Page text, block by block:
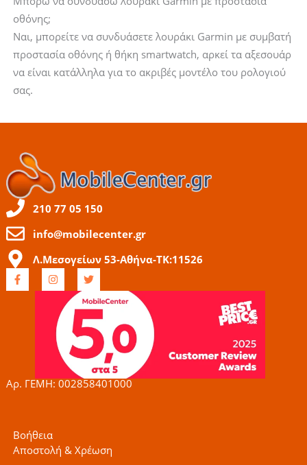
οθόνης;
Ναι, μπορείτε να συνδυάσετε λουράκι Garmin με συμβατή
προστασία οθόνης ή θήκη smartwatch, αρκεί τα αξεσουάρ
να είναι κατάλληλα για το ακριβές μοντέλο του ρολογιού
σας.
210 77 05 150
info@mobilecenter.gr
Λ.Μεσογείων 53-Αθήνα-ΤΚ:11526
F
a
c
I
n
s
g
r
a
m
T
w
t
t
e
r
Αρ. ΓΕΜΗ: 002858401000
Βοήθεια
Αποστολή & Χρέωση